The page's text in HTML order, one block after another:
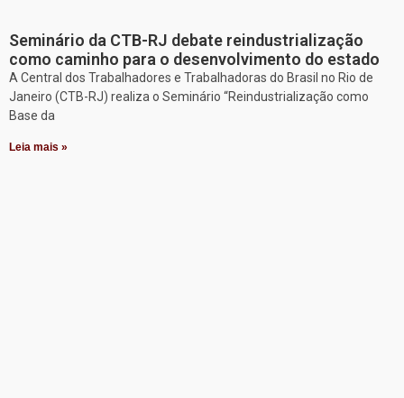
Seminário da CTB-RJ debate reindustrialização
como caminho para o desenvolvimento do estado
A Central dos Trabalhadores e Trabalhadoras do Brasil no Rio de
Janeiro (CTB-RJ) realiza o Seminário “Reindustrialização como
Base da
Leia mais »